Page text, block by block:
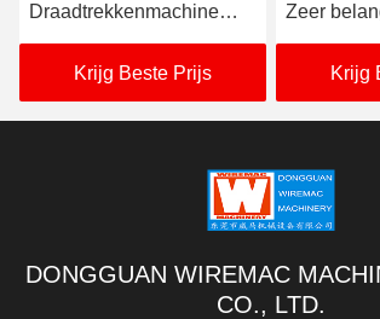
Draadtrekkenmachine
380V-480V Synchrone
Bewegen zich
Krijg Beste Prijs
Zeer
Krijg
DONGGUAN WIREMAC
CO., LTD.